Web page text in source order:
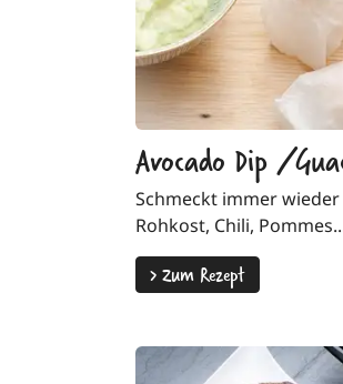
Avocado Dip /
Schmeckt immer wieder
Rohkost, Chili,
>Zum Rezept